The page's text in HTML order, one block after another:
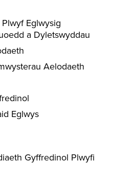
Eglwysig
a Dyletswyddau
Aelodaeth
Eglwys
Gyffredinol Plwyfi